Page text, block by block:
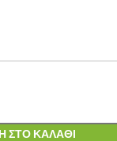
ΣΤΟ ΚΑΛΆΘΙ